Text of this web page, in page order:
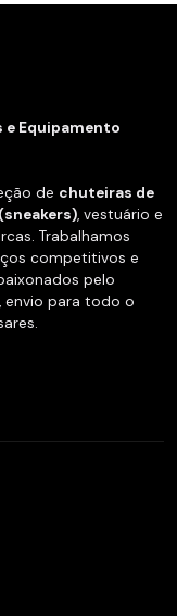
e Equipamento
de chuteiras de
, vestuário e
Trabalhamos
competitivos e
pelo
envio para todo o